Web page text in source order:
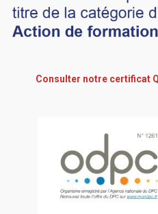
Consulter notre certificat